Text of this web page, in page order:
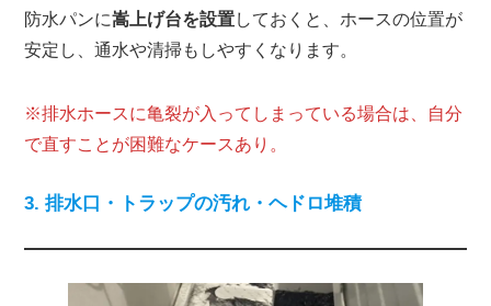
防水パンに嵩上げ台を設置しておくと、ホースの位置が
安定し、通水や清掃もしやすくなります。
※排水ホースに亀裂が入ってしまっている場合は、自分
で直すことが困難なケースあり。
3. 排水口・トラップの汚れ・ヘドロ堆積